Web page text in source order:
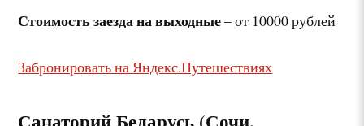
Стоимость заезда на выходные– от 10000 рублей
Забронировать на Яндекс.Путешествиях